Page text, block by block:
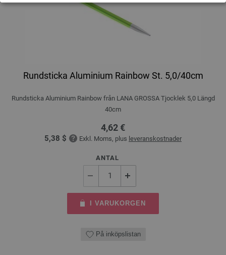
Rundsticka Aluminium Rainbow St. 5,0/40cm
Rundsticka Aluminium Rainbow från LANA GROSSA Tjocklek 5,0 Längd
40cm
4,62 €
5,38 $ Exkl. Moms, plus leveranskostnader
ANTAL
I VARUKORGEN
På inköpslistan